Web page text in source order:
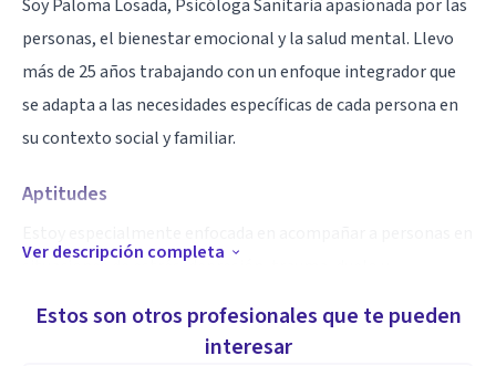
Soy Paloma Losada, Psicóloga Sanitaria apasionada por las
personas, el bienestar emocional y la salud mental. Llevo
más de 25 años trabajando con un enfoque integrador que
se adapta a las necesidades específicas de cada persona en
su contexto social y familiar.
Aptitudes
situaciones de estrés, depresión, trauma, duelo y
Ver descripción completa
Estos son otros profesionales que te pueden
interesar